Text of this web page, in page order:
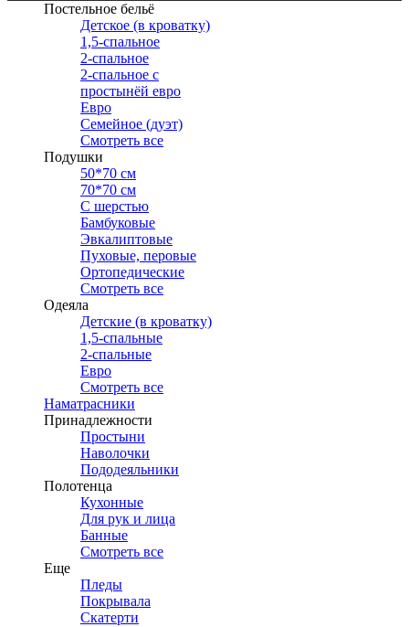
Постельное бельё
Детское (в кроватку)
1,5-спальное
2-спальное
2-спальное с
простынёй евро
Евро
Семейное (дуэт)
Смотреть все
Подушки
50*70 см
70*70 см
С шерстью
Бамбуковые
Эвкалиптовые
Пуховые, перовые
Ортопедические
Смотреть все
Одеяла
Детские (в кроватку)
1,5-спальные
2-спальные
Евро
Смотреть все
Наматрасники
Принадлежности
Простыни
Наволочки
Пододеяльники
Полотенца
Кухонные
Для рук и лица
Банные
Смотреть все
Еще
Пледы
Покрывала
Скатерти